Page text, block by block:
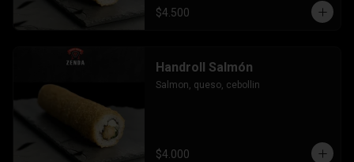
$4.500
Handroll Salmón
Salmon, queso, cebollin
$4.000